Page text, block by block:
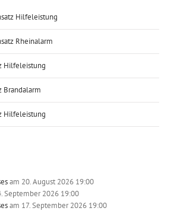
Hilfeleistung
Rheinalarm
Hilfeleistung
Brandalarm
Hilfeleistung
am 20. August 2026 19:00
September 2026 19:00
am 17. September 2026 19:00